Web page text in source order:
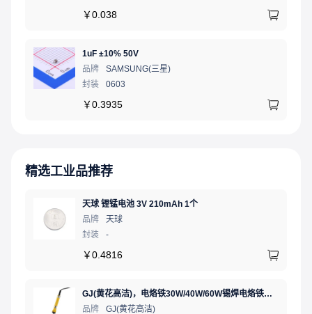
￥0.038
1uF ±10% 50V
品牌
SAMSUNG(三星)
封装
0603
￥0.3935
精选工业品推荐
天球 锂锰电池 3V 210mAh 1个
品牌
天球
封装
-
￥0.4816
GJ(黄花高洁)，电烙铁30W/40W/60W锡焊电烙铁焊接工具电焊笔手机电子维修（内热35W），NO.435(35W)
品牌
GJ(黄花高洁)